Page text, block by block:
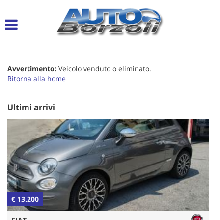
Avvertimento: Veicolo venduto o eliminato.
Ritorna alla home
Ultimi arrivi
€ 13.200
Le
tue
Il
ti
esprimere
le
tue
preferenze
di
consenso
alle
tecnologie
di